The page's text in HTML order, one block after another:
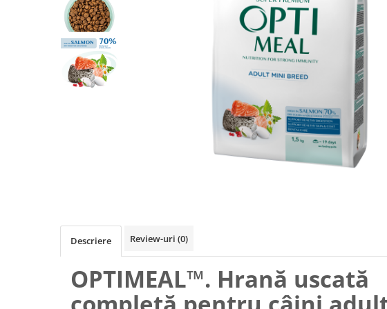
Descriere Review-uri (0)
OPTIMEAL™. Hrană uscată